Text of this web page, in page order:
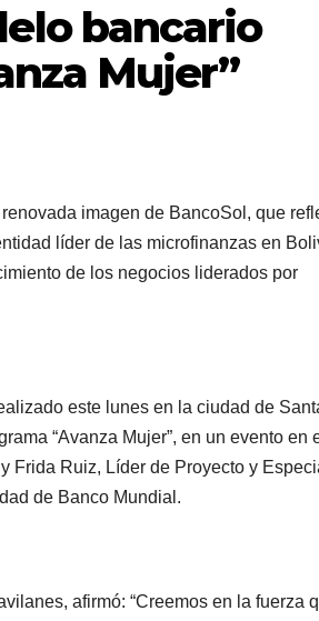
bancario
Mujer”
imagen de BancoSol, que
líder de las microfinanzas en
de los negocios liderados por
este lunes en la ciudad de
“Avanza Mujer”, en un evento en
Frida Ruiz, Líder de Proyecto y
de Banco Mundial.
afirmó: “Creemos en la fuerza